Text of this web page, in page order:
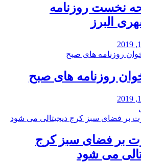
نخست روزنامه‌
البرز
روزنامه های صبح
بر فضای سبز کرج
می شود